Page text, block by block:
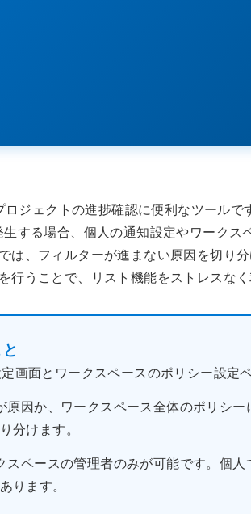
ジェクトの進捗確認に便利なツールで
する場合、個人の通知設定やワークス
は、フィルターが進まない原因を切り
うことで、リスト機能をストレスなく
画面とワークスペースのポリシー設定ペ
原因か、ワークスペース全体のポリシー
分けます。
スペースの管理者のみが可能です。個
ります。